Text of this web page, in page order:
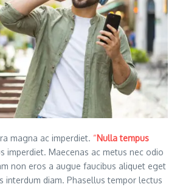
magna ac imperdiet. “Nulla tempus
imperdiet. Maecenas ac metus nec odio
non eros a augue faucibus aliquet eget
interdum diam. Phasellus tempor lectus